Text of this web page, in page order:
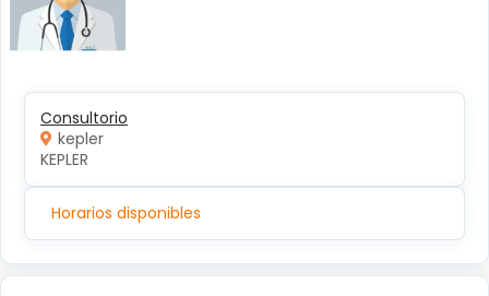
Consultorio
kepler
KEPLER
Horarios disponibles